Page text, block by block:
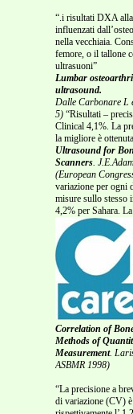
“.i risultati DXA alla
influenzati
nella vecchiaia.
femore, o il tallone
ultrasuoni”
Lumbar
ultrasound.
Dalle Carbonare L
5) “Risultati –
Clinical 4,1%. La
la migliore è
Ultrasound for
Scanners.
(European
variazione per ogni
misure sullo stesso
4,2% per Sahara.
Correlation of
Methods of
Measurement.
ASBMR 1998)
“La precisione a
di variazione (CV) è